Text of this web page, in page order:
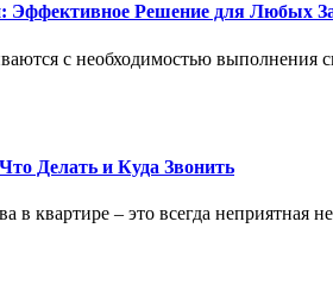
Эффективное Решение для Любых
с необходимостью
Делать и Куда Звонить
в квартире – это всегда неприятная